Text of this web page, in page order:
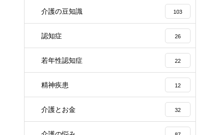
介護の豆知識 103
認知症 26
若年性認知症 22
精神疾患 12
介護とお金 32